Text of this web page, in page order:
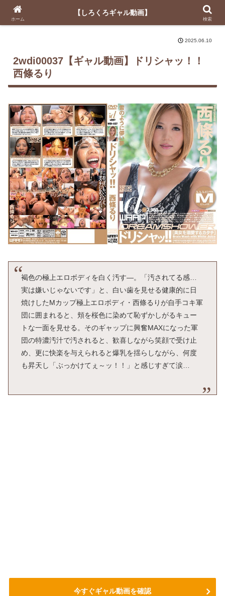
【しろくろギャル動画】
2025.06.10
2wdi00037【ギャル動画】
ドリシャッ！！
西條るり
褐色の極上エロボディを白く汚す―。「汚されてる感…
実は嫌いじゃないです」と、白い歯を見せる健康的に日
焼けしたMカップ極上エロボディ・西條るりが自手コキ軍
団に囲まれると、頬を桜色に染めて恥ずかしがるキュー
トな一面を見せる。そのギャップに興奮MAXになった軍
団の特濃汚汁で汚されると、歓喜しながら笑顔で受け止
め、更に快楽を与えられると爆乳を揺らしながら、何度
も昇天し「ぶっかけてぇ～ッ！！」と感じすぎて涙…
今すぐギャル動画を確認
ホーム
【しろくろギャル動画】
検索